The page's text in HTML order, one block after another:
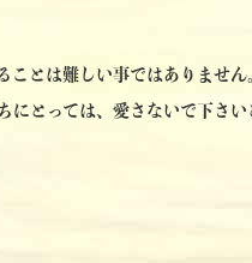
ことは難しい事ではありません
にとっては、愛さないで下さい